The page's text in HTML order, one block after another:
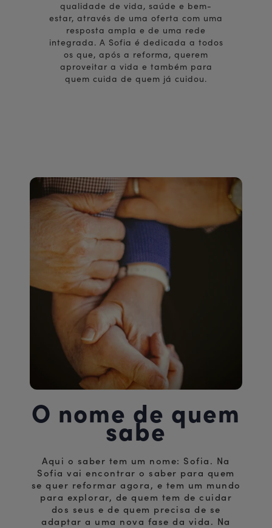
qualidade de vida, saúde e bem-
estar, através de uma oferta com uma
resposta ampla e de uma rede
integrada. A Sofia é dedicada a todos
os que, após a reforma, querem
aproveitar a vida e também para
quem cuida de quem já cuidou.
O nome de quem
sabe
Aqui o saber tem um nome: Sofia. Na
Sofia vai encontrar o saber para quem
se quer reformar agora, e tem um mundo
para explorar, de quem tem de cuidar
dos seus e de quem precisa de se
adaptar a uma nova fase da vida. Na